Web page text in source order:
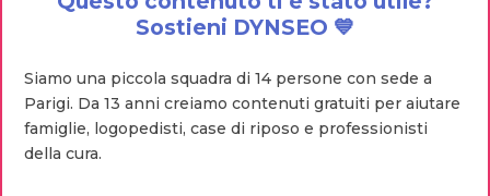
Sostieni DYNSEO 💙
Siamo una piccola squadra di 14 persone con sede a
Parigi. Da 13 anni creiamo contenuti gratuiti per aiutare
famiglie, logopedisti, case di riposo e professionisti
della cura.